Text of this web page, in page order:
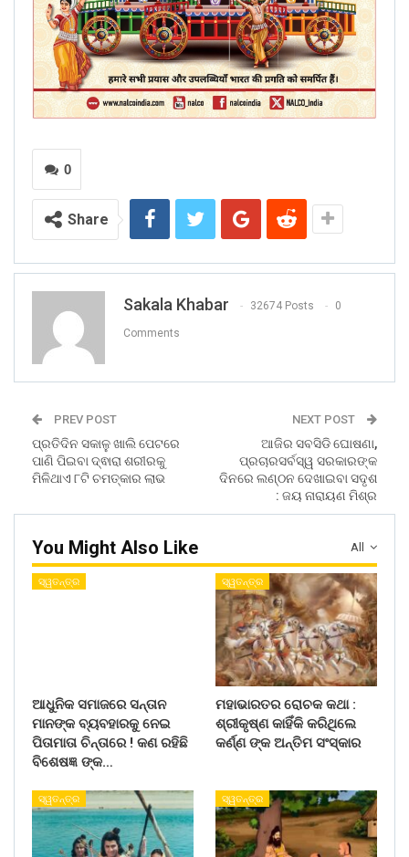
0
Share
Sakala Khabar 32674 Posts 0
Comments
PREV POST
ପ୍ରତିଦିନ ସକାଳୁ ଖାଲି ପେଟରେ
ପାଣି ପିଇବା ଦ୍ଵାରା ଶରୀରକୁ
ମିଳିଥାଏ ୮ଟି ଚମତ୍କାର ଲାଭ
NEXT POST
ଆଜିର ସବସିଡି ଘୋଷଣା,
ପ୍ରଚାରସର୍ବସ୍ୱ ସରକାରଙ୍କ
ଦିନରେ ଲଣ୍ଠନ ଦେଖାଇବା ସଦୃଶ
: ଜୟ ନାରାୟଣ ମିଶ୍ର
All
You Might Also Like
ସ୍ୱତନ୍ତ୍ର
ଆଧୁନିକ ସମାଜରେ ସନ୍ତାନ
ମାନଙ୍କ ବ୍ୟବହାରକୁ ନେଇ
ପିତାମାତା ଚିନ୍ତାରେ ! କଣ ରହିଛି
ବିଶେଷଜ୍ଞ ଙ୍କ…
ସ୍ୱତନ୍ତ୍ର
ମହାଭାରତର ରୋଚକ କଥା :
ଶ୍ରୀକୃଷ୍ଣ କାହିଁକି କରିଥିଲେ
କର୍ଣ୍ଣ ଙ୍କ ଅନ୍ତିମ ସଂସ୍କାର
ସ୍ୱତନ୍ତ୍ର ସ୍ୱତନ୍ତ୍ର